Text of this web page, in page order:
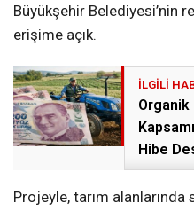
Büyükşehir Belediyesi’nin
erişime açık.
Hibe
Projeyle, tarım alanlarında